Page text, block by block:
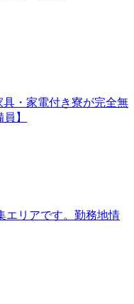
・家電付き寮が完全無
】
エリアです。勤務地情